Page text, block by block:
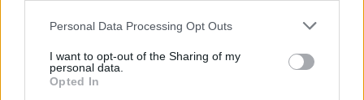
Please note that this website/app uses one or more Google
not limited to your visit or usage behaviour. You may click to
grant or deny consent to Google and its third-party tags to
use your data for below specified purposes in below Google
Personal Data Processing Opt Outs
I want to opt-out of the Sharing of my
personal data.
Opted In
AUTORE
AiAdhubMedia